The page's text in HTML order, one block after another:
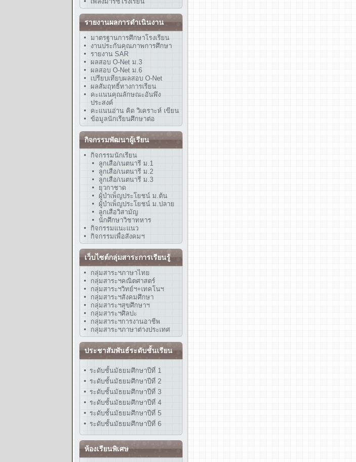
รายงานผลการดำเนินงาน
มาตรฐานการศึกษาโรงเรียน
งานประกันคุณภาพการศึกษา
รายงาน SAR
ผลสอบ O-Net ม.3
ผลสอบ O-Net ม.6
เปรียบเทียบผลสอบ O-Net
ผลสัมฤทธิ์ทางการเรียน
คะแนนคุณลักษณะอันพึง
ประสงค์
คะแนนอ่าน คิด วิเคราะห์ เขียน
ข้อมูลนักเรียนศึกษาต่อ
กิจกรรมพัฒนาผู้เรียน
กิจกรรมนักเรียน
ลูกเสือ/เนตนารี ม.1
ลูกเสือ/เนตนารี ม.2
ลูกเสือ/เนตนารี ม.3
ยุวกาชาด
ผู้บำเพ็ญประโยชน์ ม.ต้น
ผู้บำเพ็ญประโยชน์ ม.ปลาย
ลูกเสือวิสามัญ
นักศึกษาวิชาทหาร
กิจกรรมแนะแนว
กิจกรรมเพื่อสังคมฯ
เว็บไซต์กลุ่มสาระการเรียนรู้
กลุ่มสาระฯภาษาไทย
กลุ่มสาระฯคณิตศาสตร์
กลุ่มสาระฯวิทย์ฯ+เทคโนฯ
กลุ่มสาระฯสังคมศึกษา
กลุ่มสาระฯสุขศึกษาฯ
กลุ่มสาระฯศิลปะ
กลุ่มสาระฯการงานอาชีพ
กลุ่มสาระฯภาษาต่างประเทศ
ประชาสัมพันธ์ระดับชั้นเรียน
ระดับชั้นมัธยมศึกษาปีที่ 1
ระดับชั้นมัธยมศึกษาปีที่ 2
ระดับชั้นมัธยมศึกษาปีที่ 3
ระดับชั้นมัธยมศึกษาปีที่ 4
ระดับชั้นมัธยมศึกษาปีที่ 5
ระดับชั้นมัธยมศึกษาปีที่ 6
ห้องเรียนพิเศษ